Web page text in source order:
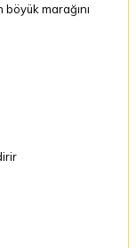
marağını